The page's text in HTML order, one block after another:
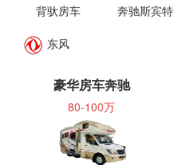
背驮房车 奔驰斯宾特
东风
豪华房车奔驰
80-100万